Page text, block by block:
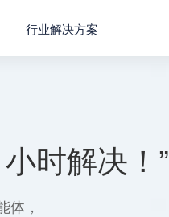
行业解决方案
时解决！”
体，